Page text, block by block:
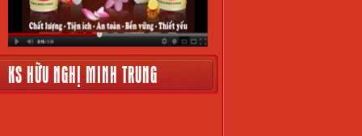
KS HỮU NGHỊ MINH TRUNG